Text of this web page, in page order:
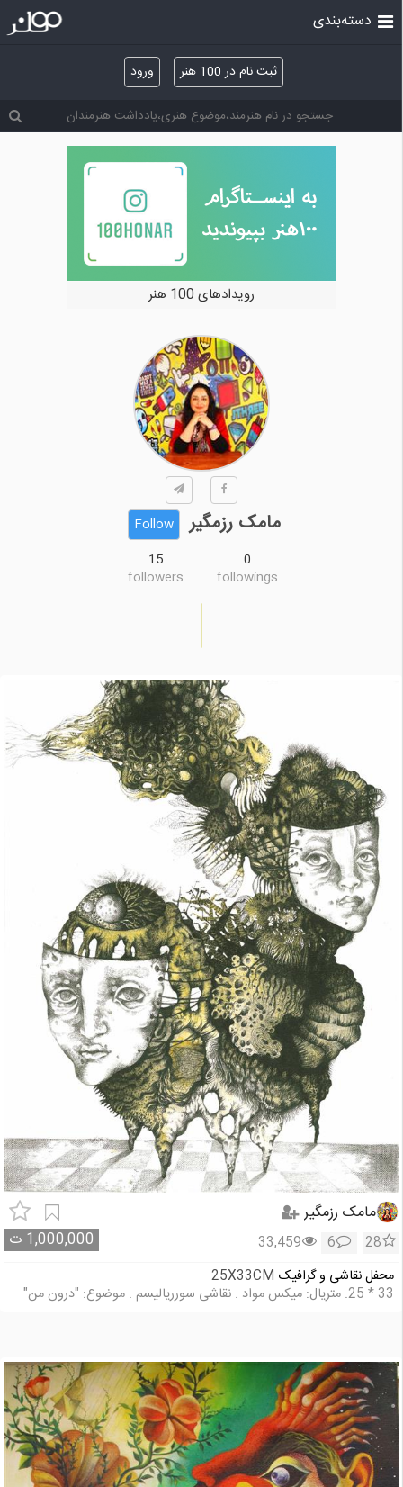
ثبت نام در 100 هنر ورود
دسته‌بندی
رویدادهای 100 هنر
مامک رزمگیر
Follow
0
followings
15
followers
مامک رزمگیر
1,000,000 ت 28
6
33,459
محفل نقاشی و گرافیک 25X33CM
33 * 25. متریال: میکس مواد . نقاشی سورریالیسم . موضوع: "درون من"